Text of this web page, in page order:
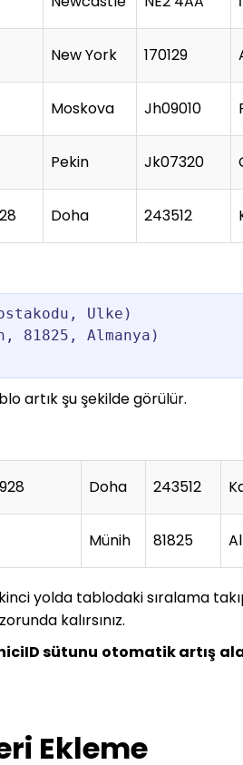
New York 170129
Moskova Jh09010
Pekin Jk07320
Doha 243512
Ulke)
81825, Almanya)
artık şu şekilde görülür.
Doha 243512
Münih 81825
yolda tablodaki sıralama
kalırsınız.
sütunu otomatik artış
Ekleme